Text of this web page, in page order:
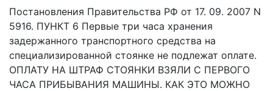
Постановления Правительства РФ от 17. 09. 2007 N
5916. ПУНКТ 6 Первые три часа хранения
задержанного транспортного средства на
специализированной стоянке не подлежат оплате.
ОПЛАТУ НА ШТРАФ СТОЯНКИ ВЗЯЛИ С ПЕРВОГО
ЧАСА ПРИБЫВАНИЯ МАШИНЫ. КАК ЭТО МОЖНО